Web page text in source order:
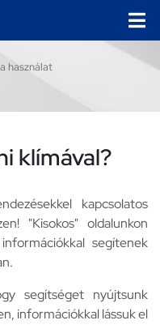
használat
klímával?
kapcsolatos
"Kisokos" oldalunkon
segítenek
segítséget nyújtsunk
információkkal lássuk el